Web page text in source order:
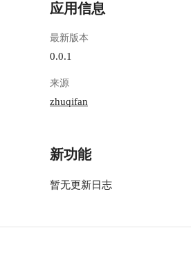
应用信息
最新版本
0.0.1
来源
zhuqifan
新功能
暂无更新日志